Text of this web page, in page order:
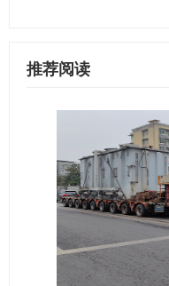
推荐阅读